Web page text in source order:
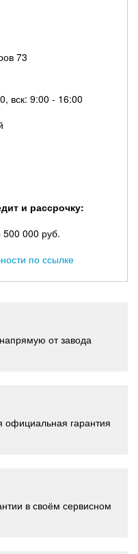
73
вск: 9:00 - 16:00
и рассрочку:
000 руб.
по ссылке
от завода
официальная гарантия
в своём сервисном